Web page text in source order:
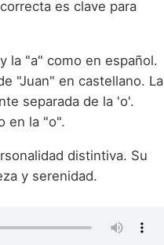
es clave para
la "a" como en español.
"Juan" en castellano. La
separada de la 'o'.
en la "o".
distintiva. Su
y serenidad.